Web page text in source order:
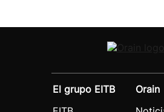
El grupo EITB
Orain